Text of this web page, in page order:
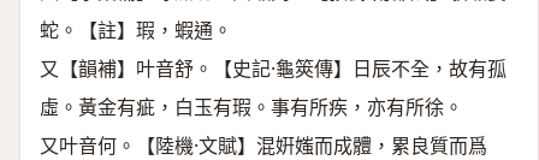
蛇。【註】瑕，蝦通。
又【韻補】叶音舒。【史記·龜筴傳】日辰不全，故有孤
虛。黃金有疵，白玉有瑕。事有所疾，亦有所徐。
又叶音何。【陸機·文賦】混姸媸而成體，累良質而爲